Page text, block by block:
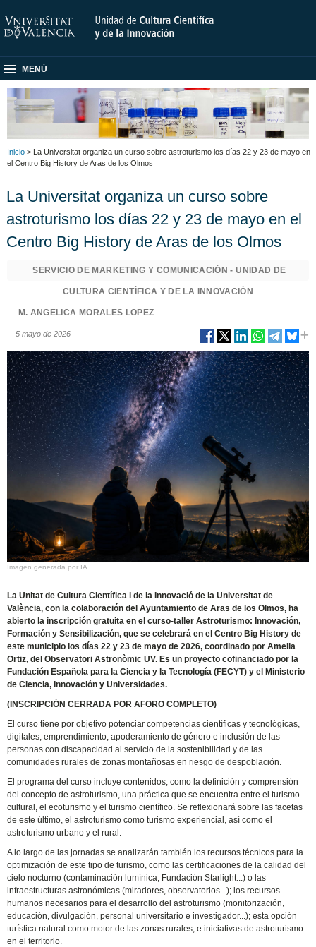
MENÚ
Inicio > La Universitat organiza un curso sobre astroturismo los días 22 y 23 de mayo en
el Centro Big History de Aras de los Olmos
La Universitat organiza un curso sobre
astroturismo los días 22 y 23 de mayo en el
Centro Big History de Aras de los Olmos
SERVICIO DE MARKETING Y COMUNICACIÓN - UNIDAD DE
CULTURA CIENTÍFICA Y DE LA INNOVACIÓN
M. ANGELICA MORALES LOPEZ
5 mayo de 2026
Imagen generada por IA.
La Unitat de Cultura Científica i de la Innovació de la Universitat de
València, con la colaboración del Ayuntamiento de Aras de los Olmos, ha
abierto la inscripción gratuita en el curso-taller Astroturismo: Innovación,
Formación y Sensibilización, que se celebrará en el Centro Big History de
este municipio los días 22 y 23 de mayo de 2026, coordinado por Amelia
Ortiz, del Observatori Astronòmic UV. Es un proyecto cofinanciado por la
Fundación Española para la Ciencia y la Tecnología (FECYT) y el Ministerio
de Ciencia, Innovación y Universidades.
(INSCRIPCIÓN CERRADA POR AFORO COMPLETO)
El curso tiene por objetivo potenciar competencias científicas y tecnológicas,
digitales, emprendimiento, apoderamiento de género e inclusión de las
personas con discapacidad al servicio de la sostenibilidad y de las
comunidades rurales de zonas montañosas en riesgo de despoblación.
El programa del curso incluye contenidos, como la definición y comprensión
del concepto de astroturismo, una práctica que se encuentra entre el turismo
cultural, el ecoturismo y el turismo científico. Se reflexionará sobre las facetas
de este último, el astroturismo como turismo experiencial, así como el
astroturismo urbano y el rural.
A lo largo de las jornadas se analizarán también los recursos técnicos para la
optimización de este tipo de turismo, como las certificaciones de la calidad del
cielo nocturno (contaminación lumínica, Fundación Starlight...) o las
infraestructuras astronómicas (miradores, observatorios...); los recursos
humanos necesarios para el desarrollo del astroturismo (monitorización,
educación, divulgación, personal universitario e investigador...); esta opción
turística natural como motor de las zonas rurales; e iniciativas de astroturismo
en el territorio.